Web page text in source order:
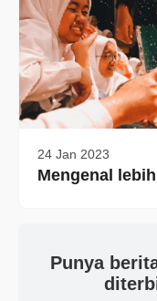
24 Jan 2023
Mengenal
Punya